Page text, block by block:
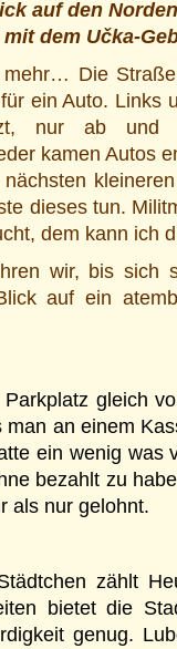
auf den
dem Učka-
Die
ein Auto. Links
nur ab
kamen Autos
dieses tun.
dem kann ich
wir, bis sich
auf ein
gleich
an einem
ein wenig was
bezahlt zu
als nur gelohnt.
zählt
bietet die
genug. Lub